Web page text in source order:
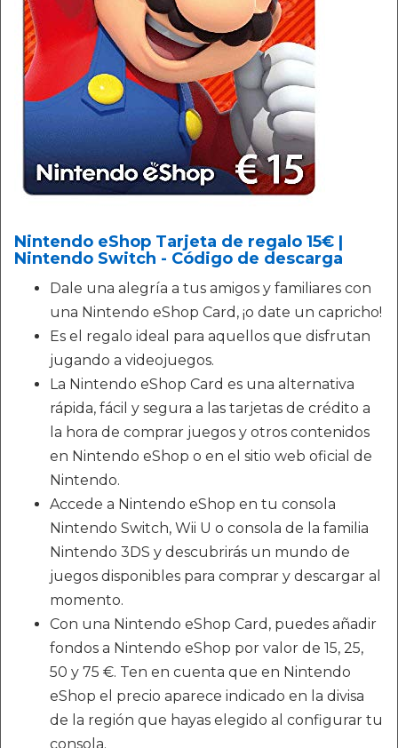
Nintendo eShop Tarjeta de regalo 15€ |
Nintendo Switch - Código de descarga
Dale una alegría a tus amigos y familiares con
una Nintendo eShop Card, ¡o date un capricho!
Es el regalo ideal para aquellos que disfrutan
jugando a videojuegos.
La Nintendo eShop Card es una alternativa
rápida, fácil y segura a las tarjetas de crédito a
la hora de comprar juegos y otros contenidos
en Nintendo eShop o en el sitio web oficial de
Nintendo.
Accede a Nintendo eShop en tu consola
Nintendo Switch, Wii U o consola de la familia
Nintendo 3DS y descubrirás un mundo de
juegos disponibles para comprar y descargar al
momento.
Con una Nintendo eShop Card, puedes añadir
fondos a Nintendo eShop por valor de 15, 25,
50 y 75 €. Ten en cuenta que en Nintendo
eShop el precio aparece indicado en la divisa
de la región que hayas elegido al configurar tu
consola.